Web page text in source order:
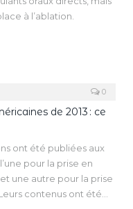
à l’ablation.
0
de 2013 : ce
ont été publiées aux
pour la prise en
une autre pour la prise
contenus ont été